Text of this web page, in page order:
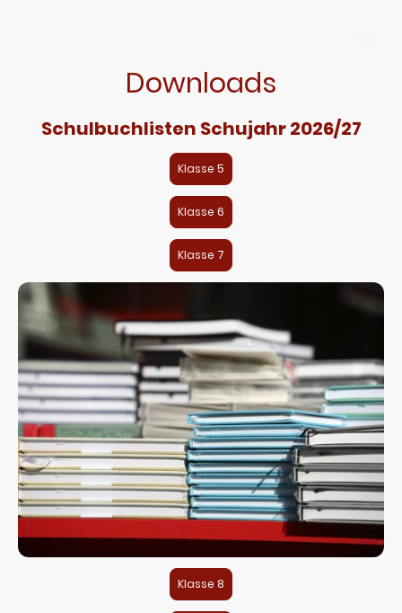
Downloads
Schulbuchlisten Schujahr 2026/27
Klasse 5
Klasse 6
Klasse 7
Klasse 8